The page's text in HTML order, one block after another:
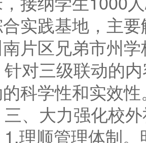
实践基地，主
南片区兄弟市州
针对三级联动的
科学性和实效性
三、大力强化校
1.理顺管理体制